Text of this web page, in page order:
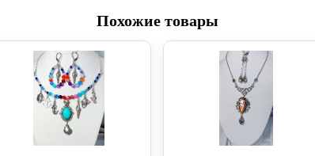
Похожие товары